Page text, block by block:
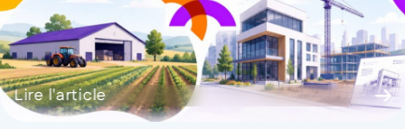
Lire l'article